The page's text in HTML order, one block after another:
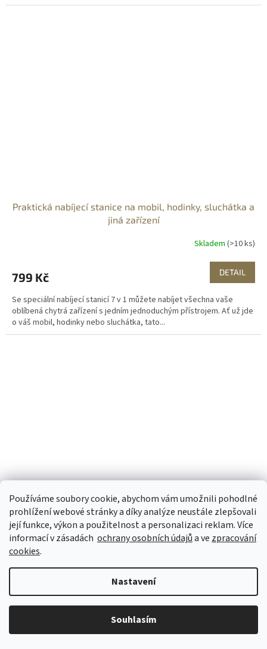
Používáme soubory cookie, abychom vám umožnili pohodlné
prohlížení webové stránky a díky analýze neustále zlepšovali
její funkce, výkon a použitelnost a personalizaci reklam. Více
informací v zásadách ochrany osobních údajůa ve zpracování
cookies.
Nastavení
Souhlasím
Praktická nabíjecí stanice na mobil, hodinky, sluchátka a
jiná zařízení
Skladem (>10 ks)
799 Kč DETAIL
Se speciální nabíjecí stanicí 7 v 1 můžete nabíjet všechna vaše
oblíbená chytrá zařízení s jedním jednoduchým přístrojem. Ať už jde
o váš mobil, hodinky nebo sluchátka, tato...
Perfektní pouzdro na tablet s bezdrátovou klávesnicí
659 Kč